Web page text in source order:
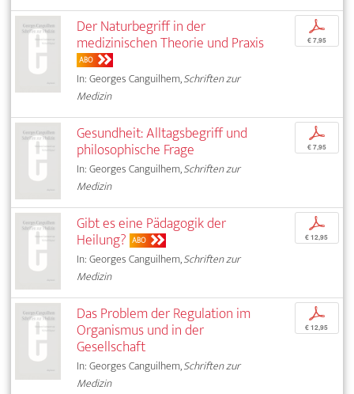
Der Naturbegriff in der
medizinischen Theorie und Praxis
ABO
In: Georges Canguilhem,Schriften zur
Medizin
p
€ 7,95
Gesundheit: Alltagsbegriff und
philosophische Frage
In: Georges Canguilhem,Schriften zur
Medizin
p
€ 7,95
Gibt es eine Pädagogik der
Heilung? ABO
In: Georges Canguilhem,Schriften zur
Medizin
p
€ 12,95
Das Problem der Regulation im
Organismus und in der
Gesellschaft
In: Georges Canguilhem,Schriften zur
Medizin
p
€ 12,95